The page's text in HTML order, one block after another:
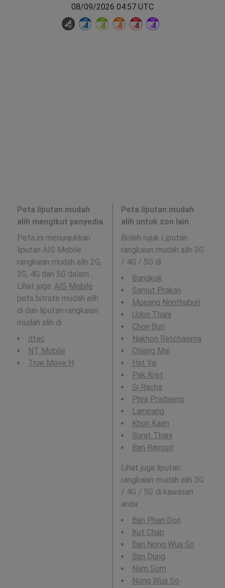
08/09/2026 04:57 UTC
Peta liputan mudah
alih mengikut penyedia
Peta ini menunjukkan
liputan AIS Mobile
rangkaian mudah alih 2G,
3G, 4G dan 5G dalam .
Lihat juga: AIS Mobile
peta bitrate mudah alih
di dan liputan rangkaian
mudah alih di .
dtac
NT Mobile
True Move H
Peta liputan mudah
alih untuk zon lain
Boleh rujuk Liputan
rangkaian mudah alih 3G
/ 4G / 5G di :
Bangkok
Samut Prakan
Mueang Nonthaburi
Udon Thani
Chon Buri
Nakhon Ratchasima
Chiang Mai
Hat Yai
Pak Kret
Si Racha
Phra Pradaeng
Lampang
Khon Kaen
Surat Thani
Ban Rangsit
Lihat juga liputan
rangkaian mudah alih 3G
/ 4G / 5G di kawasan
anda:
Ban Phan Don
Kut Chap
Ban Nong Wua So
Ban Dung
Nam Som
Nong Wua So